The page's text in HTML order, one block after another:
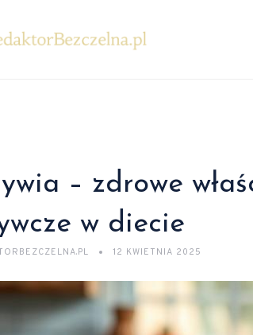
– zdrowe
w diecie
12 KWIETNIA 2025